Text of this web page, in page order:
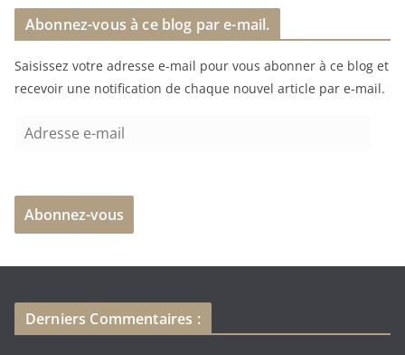
g
e
m
e
t
Abonnez-vous à ce blog par e-mail.
Saisissez votre adresse e-mail pour vous abonner à ce blog et
recevoir une notification de chaque nouvel article par e-mail.
e
s
-
Abonnez-vous
Derniers Commentaires :